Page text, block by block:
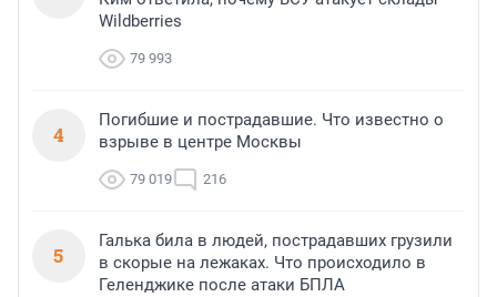
Wildberries
79 993
4
Погибшие и пострадавшие. Что известно о
взрыве в центре Москвы
79 019 216
5
Галька била в людей, пострадавших грузили
в скорые на лежаках. Что происходило в
Геленджике после атаки БПЛА